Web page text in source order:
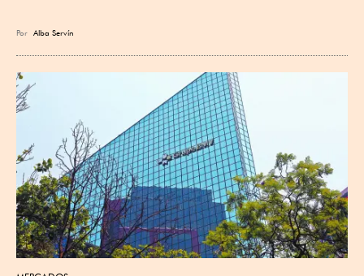
Por Alba Servín